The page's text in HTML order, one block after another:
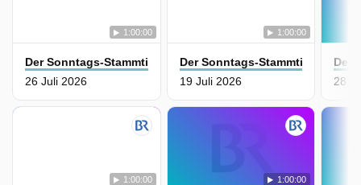
1:00:00
Der Sonntags-Stammtisch
26 Juli 2026
1:00:00
Der Sonntags-Stammtisch
19 Juli 2026
1:00:00 1:00:00
Der
28